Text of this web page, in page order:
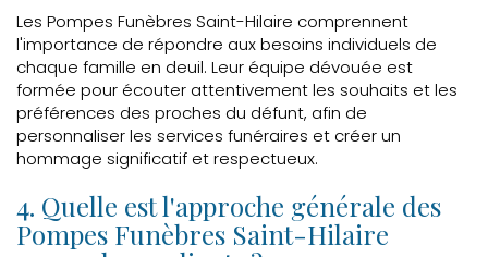
Les Pompes Funèbres Saint-Hilaire comprennent
l'importance de répondre aux besoins individuels de
chaque famille en deuil. Leur équipe dévouée est
formée pour écouter attentivement les souhaits et les
préférences des proches du défunt, afin de
personnaliser les services funéraires et créer un
hommage significatif et respectueux.
4. Quelle est l'approche générale des
Pompes Funèbres Saint-Hilaire